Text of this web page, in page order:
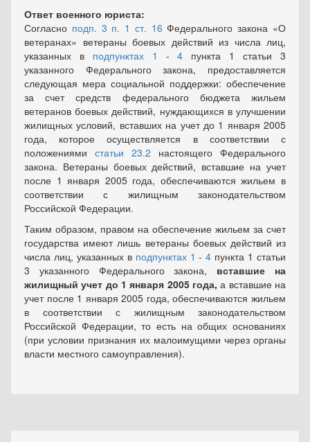
Ответ военного юриста:
Согласно подп. 3 п. 1 ст. 16 Федерального закона «О
ветеранах» ветераны боевых действий из числа лиц,
указанных в подпунктах 1 -4 пункта 1 статьи 3
указанного Федерального закона, предоставляется
следующая мера социальной поддержки: обеспечение
за счет средств федерального бюджета жильем
ветеранов боевых действий, нуждающихся в улучшении
жилищных условий, вставших на учет до 1 января 2005
года, которое осуществляется в соответствии с
положениями статьи 23.2 настоящего Федерального
закона. Ветераны боевых действий, вставшие на учет
после 1 января 2005 года, обеспечиваются жильем в
соответствии с жилищным законодательством
Российской Федерации.
Таким образом, правом на обеспечение жильем за счет
государства имеют лишь ветераны боевых действий из
числа лиц, указанных в подпунктах 1 -4 пункта 1 статьи
3 указанного Федерального закона, вставшие на
жилищный учет до 1 января 2005 года, а вставшие на
учет после 1 января 2005 года, обеспечиваются жильем
в соответствии с жилищным законодательством
Российской Федерации, то есть на общих основаниях
(при условии признания их малоимущими через органы
власти местного самоуправления).